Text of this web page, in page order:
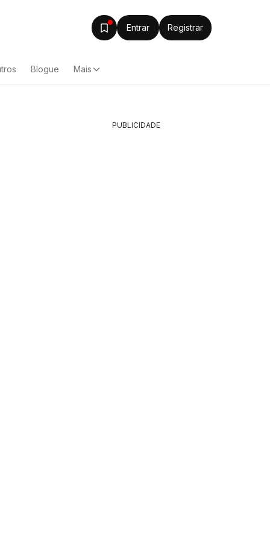
Entrar Registrar
Blogue Mais
PUBLICIDADE